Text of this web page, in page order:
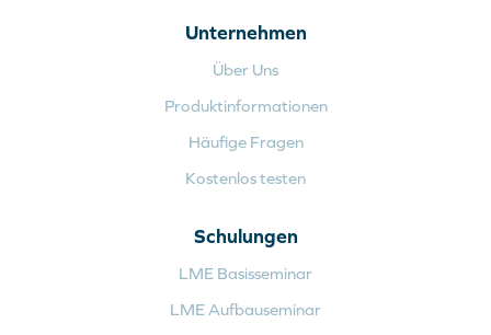
Unternehmen
Über Uns
Produktinformationen
Häufige Fragen
Kostenlos testen
Schulungen
LME Basisseminar
LME Aufbauseminar